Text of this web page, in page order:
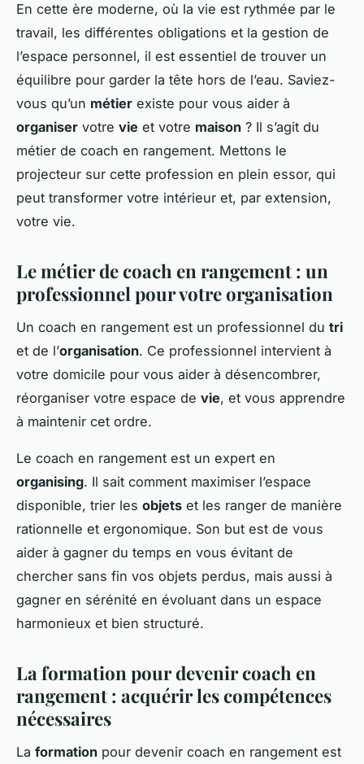
En cette ère moderne, où la vie est rythmée par le
travail, les différentes obligations et la gestion de
l’espace personnel, il est essentiel de trouver un
équilibre pour garder la tête hors de l’eau. Saviez-
vous qu’un métier existe pour vous aider à
organiser votre vie et votre maison ? Il s’agit du
métier de coach en rangement. Mettons le
projecteur sur cette profession en plein essor, qui
peut transformer votre intérieur et, par extension,
votre vie.
Le métier de coach en rangement : un
professionnel pour votre organisation
Un coach en rangement est un professionnel du tri
et de l’organisation. Ce professionnel intervient à
votre domicile pour vous aider à désencombrer,
réorganiser votre espace de vie, et vous apprendre
à maintenir cet ordre.
Le coach en rangement est un expert en
organising. Il sait comment maximiser l’espace
disponible, trier les objets et les ranger de manière
rationnelle et ergonomique. Son but est de vous
aider à gagner du temps en vous évitant de
chercher sans fin vos objets perdus, mais aussi à
gagner en sérénité en évoluant dans un espace
harmonieux et bien structuré.
La formation pour devenir coach en
rangement : acquérir les compétences
nécessaires
La formation pour devenir coach en rangement est